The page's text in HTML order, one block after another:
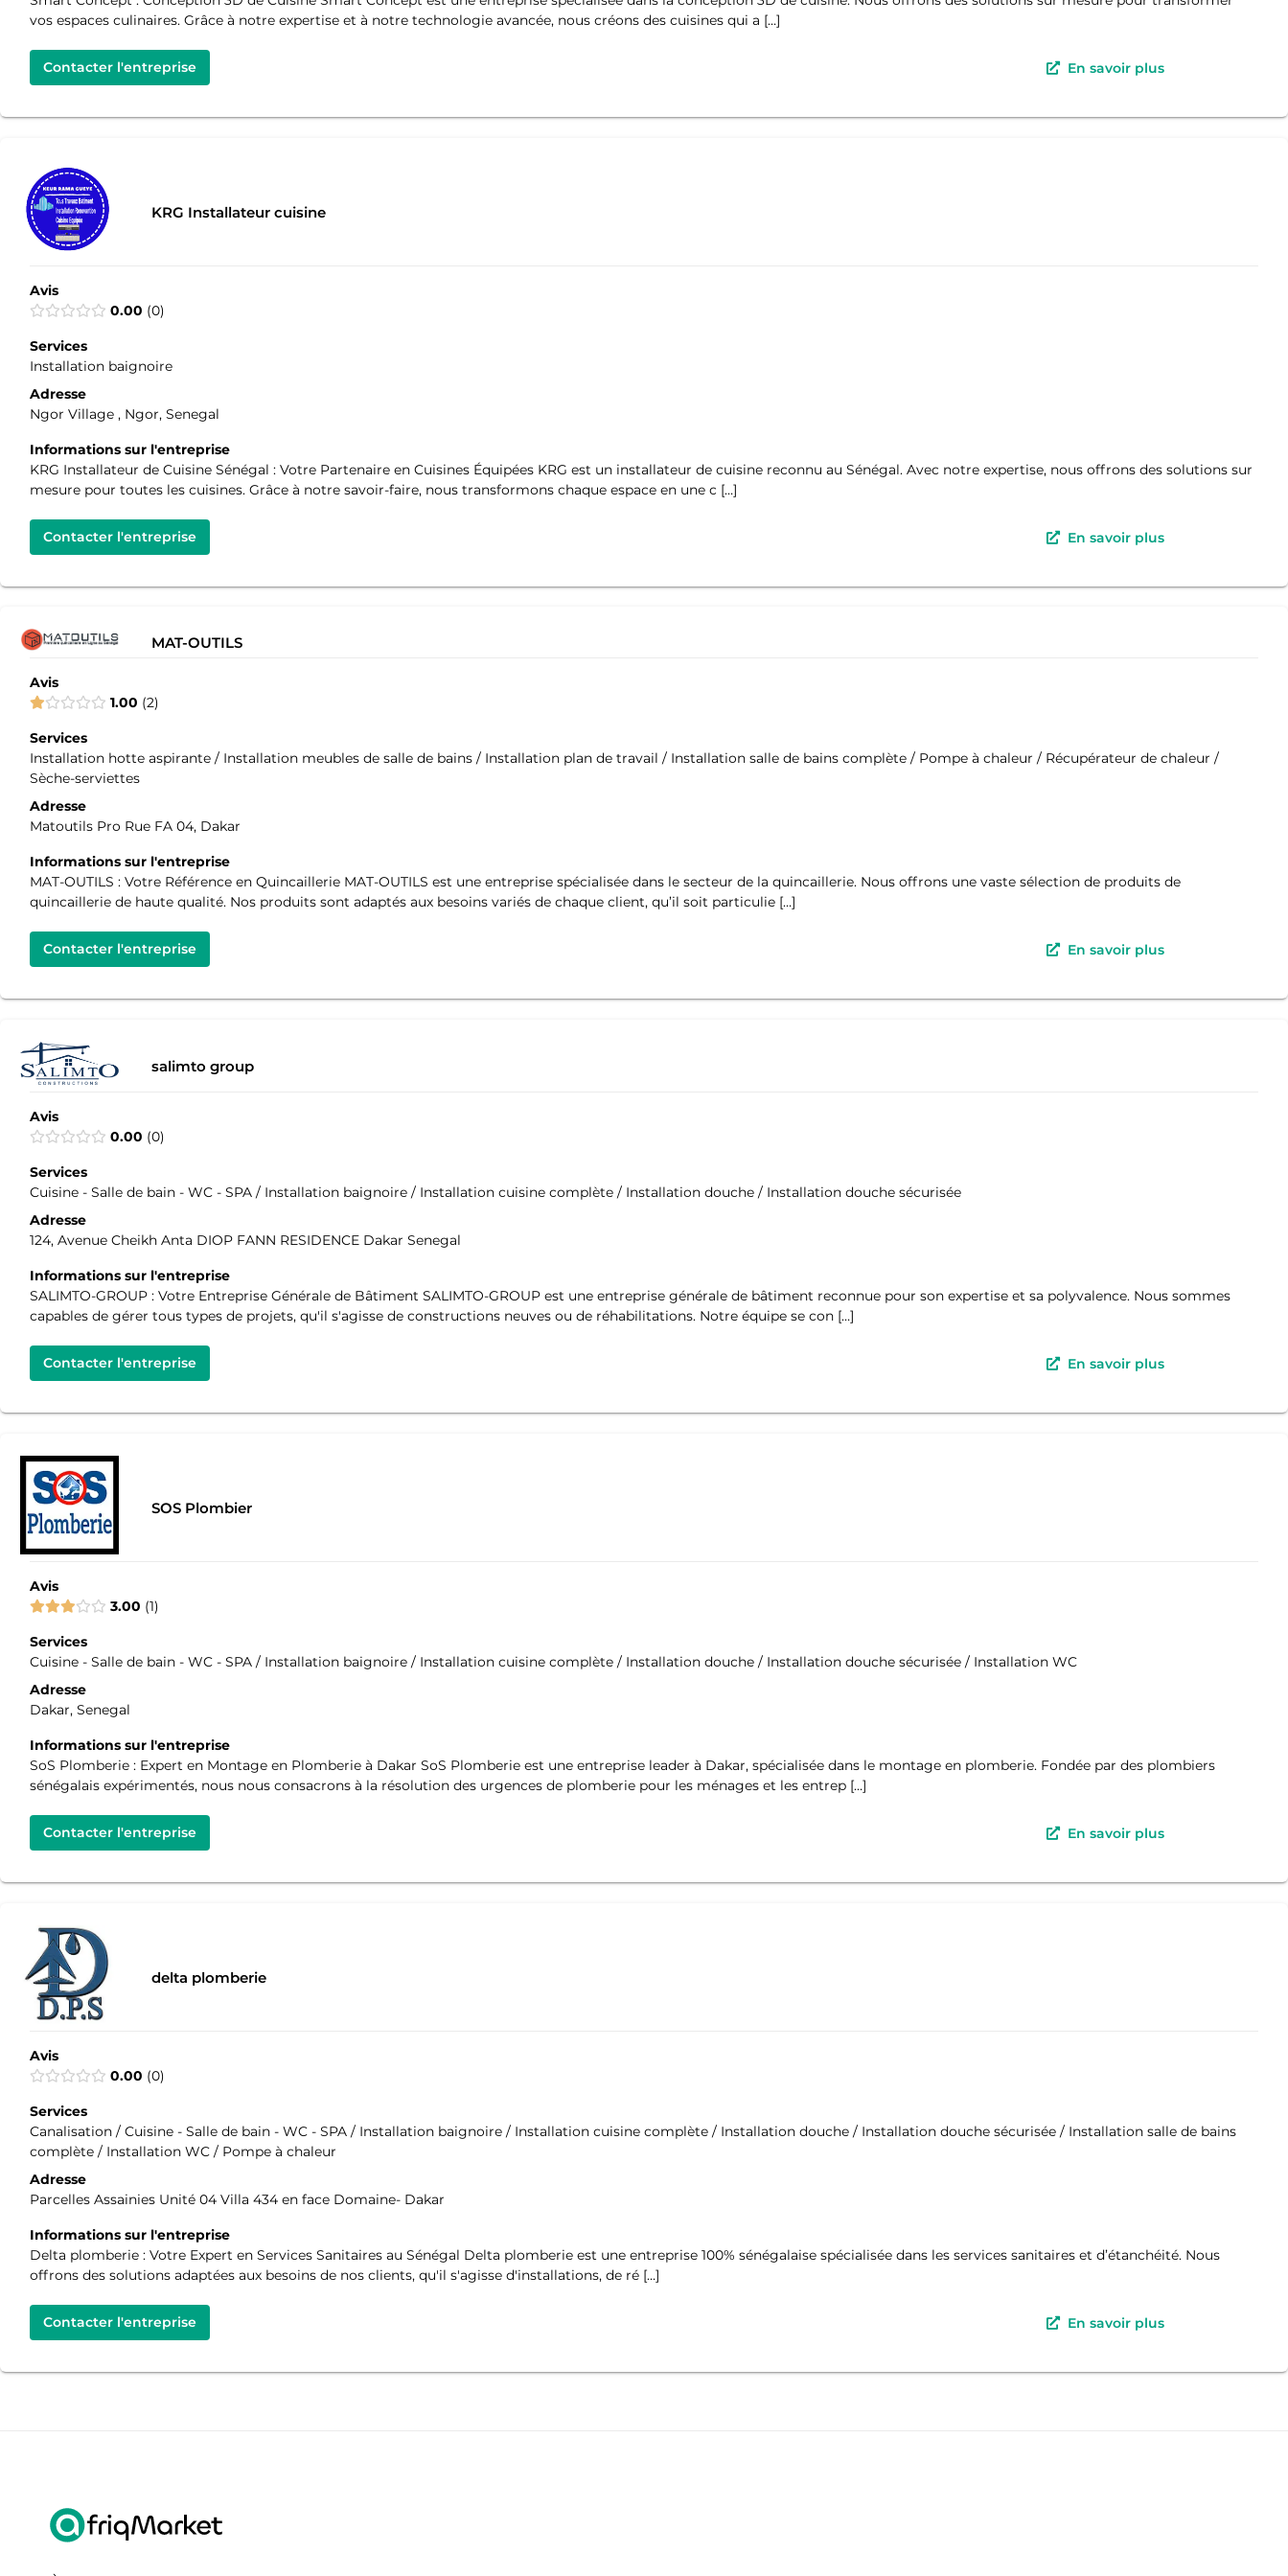
vos espaces culinaires. Grâce à notre expertise et à notre technologie avancée, nous créons des cuisines qui a […]
Contacter l'entreprise En savoir plus
KRG Installateur cuisine
Avis
0.00 0
Services
Installation baignoire
Adresse
Ngor Village , Ngor, Senegal
Informations sur l'entreprise
KRG Installateur de Cuisine Sénégal : Votre Partenaire en Cuisines Équipées KRG est un installateur de cuisine reconnu au Sénégal. Avec notre expertise, nous offrons des solutions sur
mesure pour toutes les cuisines. Grâce à notre savoir-faire, nous transformons chaque espace en une c […]
Contacter l'entreprise En savoir plus
MAT-OUTILS
Avis
1.00 2
Services
Installation hotte aspirante / Installation meubles de salle de bains / Installation plan de travail / Installation salle de bains complète / Pompe à chaleur / Récupérateur de chaleur /
Sèche-serviettes
Adresse
Matoutils Pro Rue FA 04, Dakar
Informations sur l'entreprise
MAT-OUTILS : Votre Référence en Quincaillerie MAT-OUTILS est une entreprise spécialisée dans le secteur de la quincaillerie. Nous offrons une vaste sélection de produits de
quincaillerie de haute qualité. Nos produits sont adaptés aux besoins variés de chaque client, qu’il soit particulie […]
Contacter l'entreprise En savoir plus
salimto group
Avis
0.00 0
Services
Cuisine - Salle de bain - WC - SPA / Installation baignoire / Installation cuisine complète / Installation douche / Installation douche sécurisée
Adresse
124, Avenue Cheikh Anta DIOP FANN RESIDENCE Dakar Senegal
Informations sur l'entreprise
SALIMTO-GROUP : Votre Entreprise Générale de Bâtiment SALIMTO-GROUP est une entreprise générale de bâtiment reconnue pour son expertise et sa polyvalence. Nous sommes
capables de gérer tous types de projets, qu'il s'agisse de constructions neuves ou de réhabilitations. Notre équipe se con […]
Contacter l'entreprise En savoir plus
SOS Plombier
Avis
3.00 1
Services
Cuisine - Salle de bain - WC - SPA / Installation baignoire / Installation cuisine complète / Installation douche / Installation douche sécurisée / Installation WC
Adresse
Dakar, Senegal
Informations sur l'entreprise
SoS Plomberie : Expert en Montage en Plomberie à Dakar SoS Plomberie est une entreprise leader à Dakar, spécialisée dans le montage en plomberie. Fondée par des plombiers
sénégalais expérimentés, nous nous consacrons à la résolution des urgences de plomberie pour les ménages et les entrep […]
Contacter l'entreprise En savoir plus
delta plomberie
Avis
0.00 0
Services
Canalisation / Cuisine - Salle de bain - WC - SPA / Installation baignoire / Installation cuisine complète / Installation douche / Installation douche sécurisée / Installation salle de bains
complète / Installation WC / Pompe à chaleur
Adresse
Parcelles Assainies Unité 04 Villa 434 en face Domaine- Dakar
Informations sur l'entreprise
Delta plomberie : Votre Expert en Services Sanitaires au Sénégal Delta plomberie est une entreprise 100% sénégalaise spécialisée dans les services sanitaires et d’étanchéité. Nous
offrons des solutions adaptées aux besoins de nos clients, qu'il s'agisse d'installations, de ré […]
Contacter l'entreprise En savoir plus